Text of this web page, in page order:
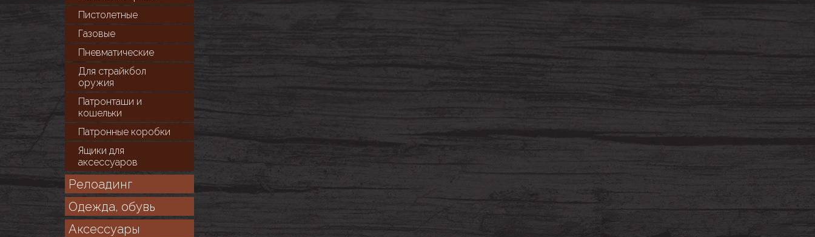
Пистолетные
Газовые
Пневматические
Для cтрайкбол
оружия
Патронташи и
кошельки
Патронные коробки
Ящики для
аксессуаров
Релоадинг
Одежда, обувь
Аксессуары